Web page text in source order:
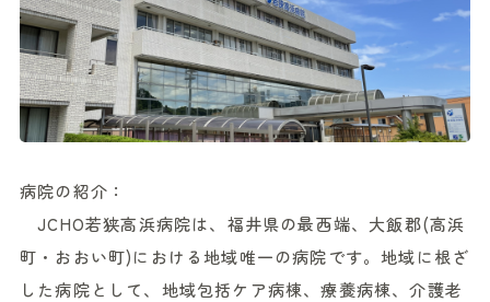
病院の紹介：
JCHO若狭高浜病院は、福井県の最西端、大飯郡(高浜
町・おおい町)における地域唯一の病院です。地域に根ざ
した病院として、地域包括ケア病棟、療養病棟、介護老